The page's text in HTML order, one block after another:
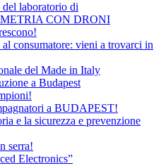
del laboratorio di
CON DRONI
consumatore: vieni a trovarci in
del Made in Italy
a Budapest
a BUDAPEST!
e la sicurezza e prevenzione
serra!
Electronics”